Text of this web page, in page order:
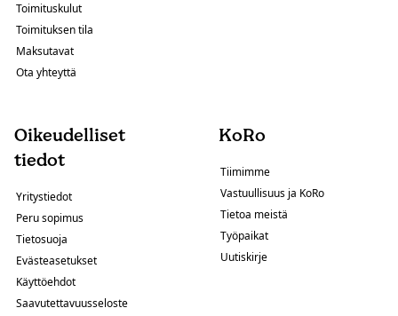
Toimituskulut
Toimituksen tila
Maksutavat
Ota yhteyttä
Oikeudelliset
tiedot
Yritystiedot
Peru sopimus
Tietosuoja
Evästeasetukset
Käyttöehdot
Saavutettavuusseloste
KoRo
Tiimimme
Vastuullisuus ja KoRo
Tietoa meistä
Työpaikat
Uutiskirje